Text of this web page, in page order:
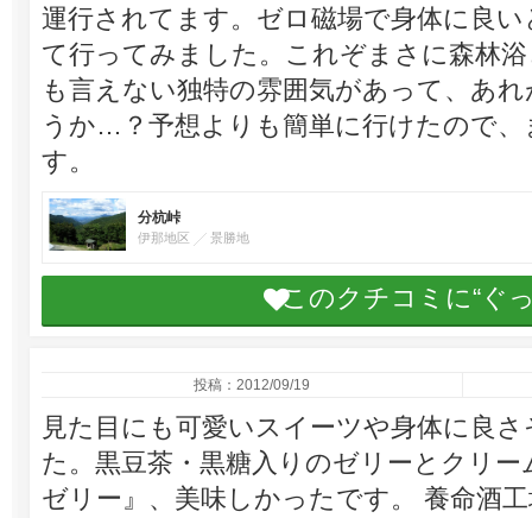
運行されてます。ゼロ磁場で身体に良
て行ってみました。これぞまさに森林
も言えない独特の雰囲気があって、あ
うか…？予想よりも簡単に行けたので
す。
分杭峠
伊那地区 景勝地
このクチコミに“ぐ
投稿：2012/09/19
見た目にも可愛いスイーツや身体に良
た。黒豆茶・黒糖入りのゼリーとクリ
ゼリー』、美味しかったです。 養命酒